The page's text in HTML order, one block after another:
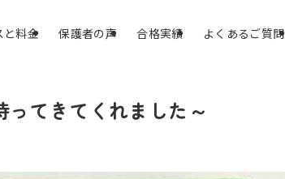
と料金 保護者の声 合格実績 よくあるご質問
てきてくれました～